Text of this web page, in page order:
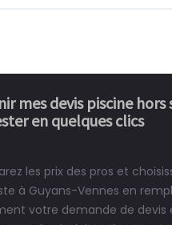
mes devis piscine hors
en quelques clics
les prix des pros et
à Guyans-Vennes en
votre demande de devis